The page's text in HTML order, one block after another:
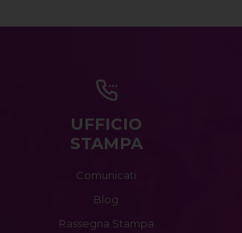
UFFICIO
STAMPA
Comunicati
Blog
Rassegna Stampa